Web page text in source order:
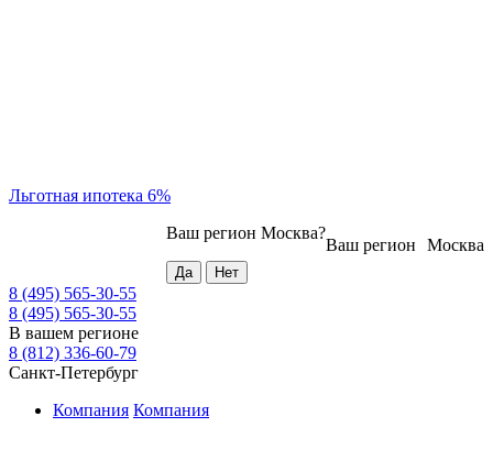
Льготная ипотека 6%
Москва
Ваш регион
Ваш регион Москва?
8 (495) 565-30-55
8 (495) 565-30-55
В вашем регионе
8 (812) 336-60-79
Санкт-Петербург
Компания Компания